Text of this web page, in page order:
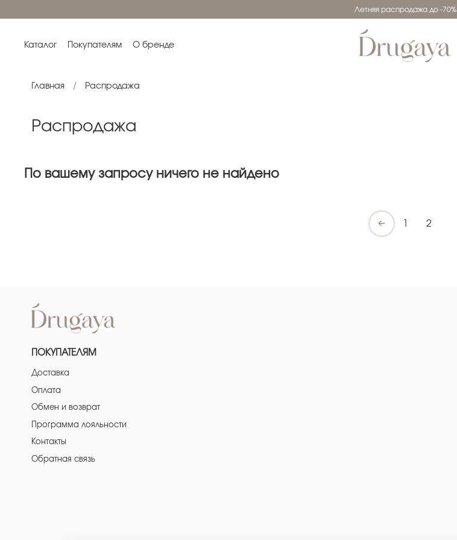
Летняя распродажа до -70%
Каталог Покупателям О бренде
Главная Распродажа
Распродажа
По вашему запросу ничего не найдено
2
ПОКУПАТЕЛЯМ
Доставка
Оплата
Обмен и возврат
Программа лояльности
Контакты
Обратная связь